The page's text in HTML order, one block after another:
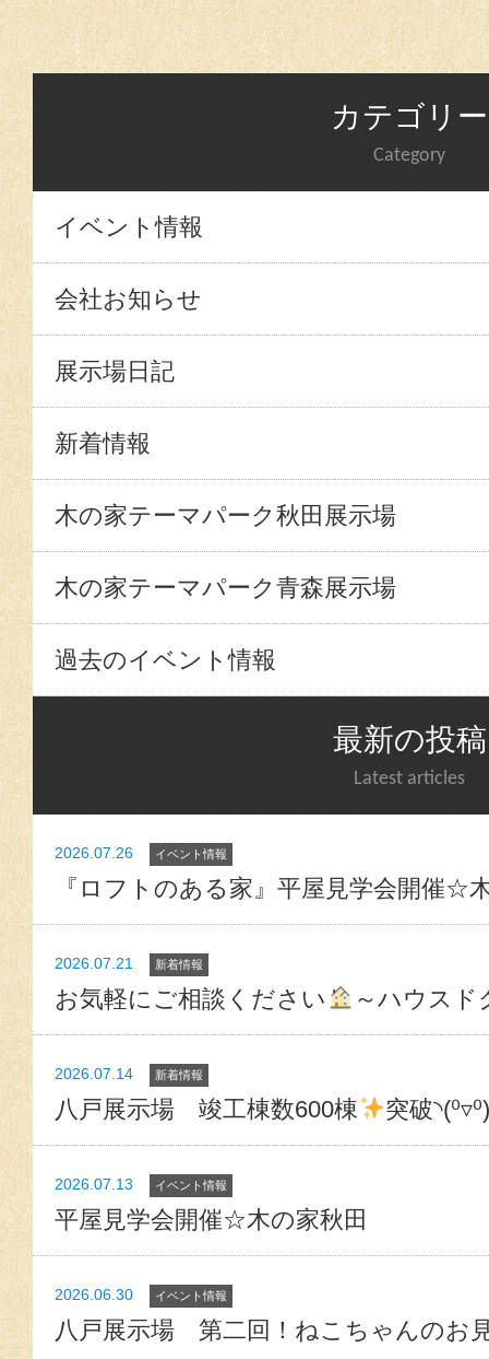
カテゴリー
Category
イベント情報
会社お知らせ
展示場日記
新着情報
木の家テーマパーク秋田展示場
木の家テーマパーク青森展示場
過去のイベント情報
最新の投稿
Latest articles
2026.07.26 イベント情報
『ロフトのある家』平屋見学会開催☆
2026.07.21 新着情報
お気軽にご相談ください ～ハウスド
2026.07.14 新着情報
八戸展示場 竣工棟数600棟 突破
2026.07.13 イベント情報
平屋見学会開催☆木の家秋田
2026.06.30 イベント情報
八戸展示場 第二回！ねこちゃんのお